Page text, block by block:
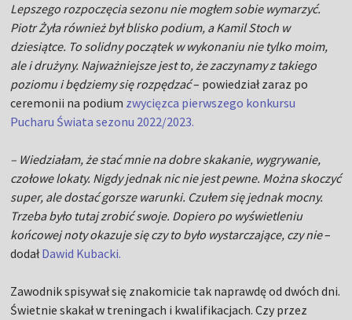
Lepszego rozpoczęcia sezonu nie mogłem sobie wymarzyć.
Piotr Żyła również był blisko podium, a Kamil Stoch w
dziesiątce. To solidny początek w wykonaniu nie tylko moim,
ale i drużyny. Najważniejsze jest to, że zaczynamy z takiego
poziomu i będziemy się rozpędzać– powiedział zaraz po
ceremonii na podium zwycięzca pierwszego konkursu
Pucharu Świata sezonu 2022/2023.
– Wiedziałam, że stać mnie na dobre skakanie, wygrywanie,
czołowe lokaty. Nigdy jednak nic nie jest pewne. Można skoczyć
super, ale dostać gorsze warunki. Czułem się jednak mocny.
Trzeba było tutaj zrobić swoje. Dopiero po wyświetleniu
końcowej noty okazuje się czy to było wystarczające, czy nie–
dodałDawid Kubacki.
Zawodnik spisywał się znakomicie tak naprawdę od dwóch dni.
Świetnie skakał w treningach i kwalifikacjach. Czy przez